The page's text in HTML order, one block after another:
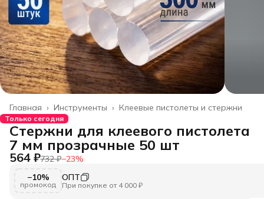
Клеевые пистолеты и стержни
Инструменты ›
Главная ›
Только сегодня
Стержни для клеевого пистолета
7 мм прозрачные 50 шт
564 ₽732 ₽−23%
−10%
промокод
ОПТ
При покупке от 4 000 ₽